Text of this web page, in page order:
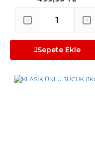
Sepete Ekle